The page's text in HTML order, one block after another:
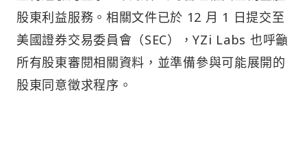
股東利益服務。相關文件已於 12 月 1 日提交至
美國證券交易委員會（SEC），YZi Labs 也呼籲
所有股東審閱相關資料，並準備參與可能展開的
股東同意徵求程序。